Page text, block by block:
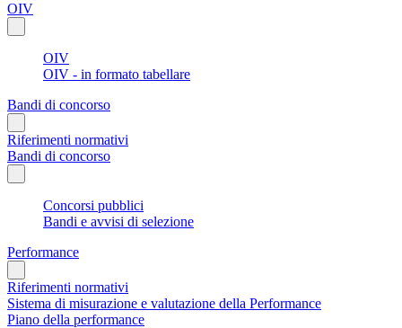
OIV
OIV
OIV - in formato tabellare
Bandi di concorso
Riferimenti normativi
Bandi di concorso
Concorsi pubblici
Bandi e avvisi di selezione
Performance
Riferimenti normativi
Sistema di misurazione e valutazione della Performance
Piano della performance